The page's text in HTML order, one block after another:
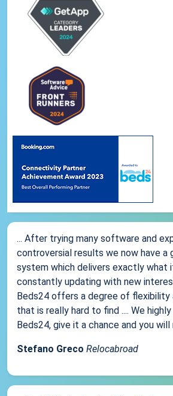
... After trying many software and
controversial results we now have a
system which delivers exactly what
constantly updating with new
Beds24 offers a degree of flexibility
that is really hard to find .... We
Beds24, give it a chance and you
Stefano Greco Relocabroad